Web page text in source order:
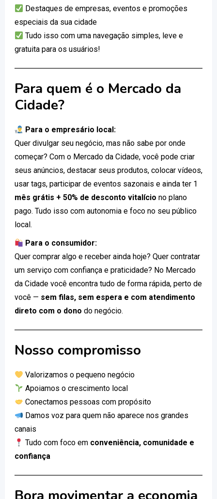
Destaques de empresas, eventos e promoções
especiais da sua cidade
Tudo isso com uma navegação simples, leve e
gratuita para os usuários!
Para quem é o Mercado da
Cidade?
Para o empresário local:
Quer divulgar seu negócio, mas não sabe por onde
começar? Com o Mercado da Cidade, você pode criar
seus anúncios, destacar seus produtos, colocar vídeos,
usar tags, participar de eventos sazonais e ainda ter 1
mês grátis + 50% de desconto vitalício no plano
pago. Tudo isso com autonomia e foco no seu público
local.
Para o consumidor:
Quer comprar algo e receber ainda hoje? Quer contratar
um serviço com confiança e praticidade? No Mercado
da Cidade você encontra tudo de forma rápida, perto de
você — sem filas, sem espera e com atendimento
direto com o dono do negócio.
Nosso compromisso
Valorizamos o pequeno negócio
Apoiamos o crescimento local
Conectamos pessoas com propósito
Damos voz para quem não aparece nos grandes
canais
Tudo com foco em conveniência, comunidade e
confiança